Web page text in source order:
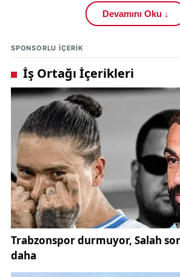
Galatasaray ve Konyaspor
açıklanmadı.
Galatasaray / Konyaspor Maçı
Galatasaray ve Konyaspor
Konyaspor şehrindeki stadyumda
Galatasaray / Konyaspor Maçı İçin
Önemli
Galatasaray takımı, Konyaspor
taraftarının desteğini bekliyor.
için taraftar desteğinin önemli
Devamını Oku ↓
SPONSORLU IÇERIK